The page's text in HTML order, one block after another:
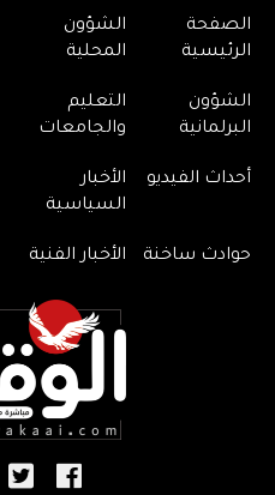
الصفحة
الرئيسية
الشؤون
المحلية
الشؤون
البرلمانية
التعليم
والجامعات
أحداث الفيديو
الأخبار
السياسية
حوادث ساخنة الأخبار الفنية